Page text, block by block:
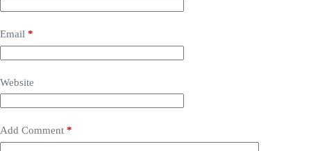
Email *
Website
Add Comment *